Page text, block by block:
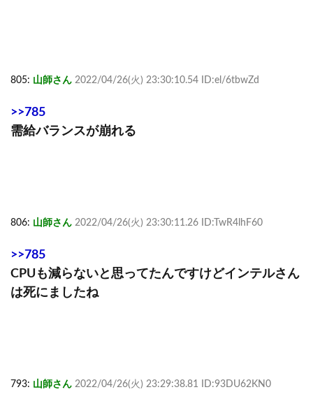
805: 山師さん 2022/04/26(火) 23:30:10.54 ID:el/6tbwZd
>>785
需給バランスが崩れる
806: 山師さん 2022/04/26(火) 23:30:11.26 ID:TwR4lhF60
>>785
CPUも減らないと思ってたんですけどインテルさん
は死にましたね
793: 山師さん 2022/04/26(火) 23:29:38.81 ID:93DU62KN0